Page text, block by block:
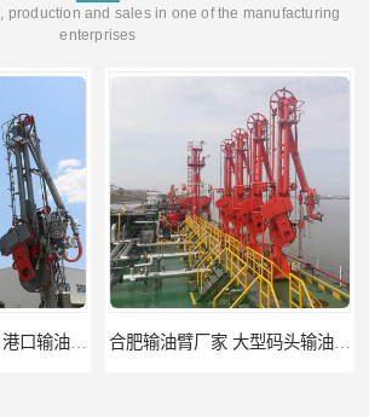
production and sales in one of the manufacturing
enterprises